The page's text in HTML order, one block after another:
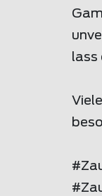
lass